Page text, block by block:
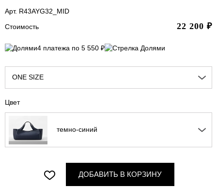
Арт. R43AYG32_MID
Стоимость
22 200 ₽
4 платежа по 5 550 ₽
ONE SIZE
Цвет
темно-синий
ДОБАВИТЬ В КОРЗИНУ